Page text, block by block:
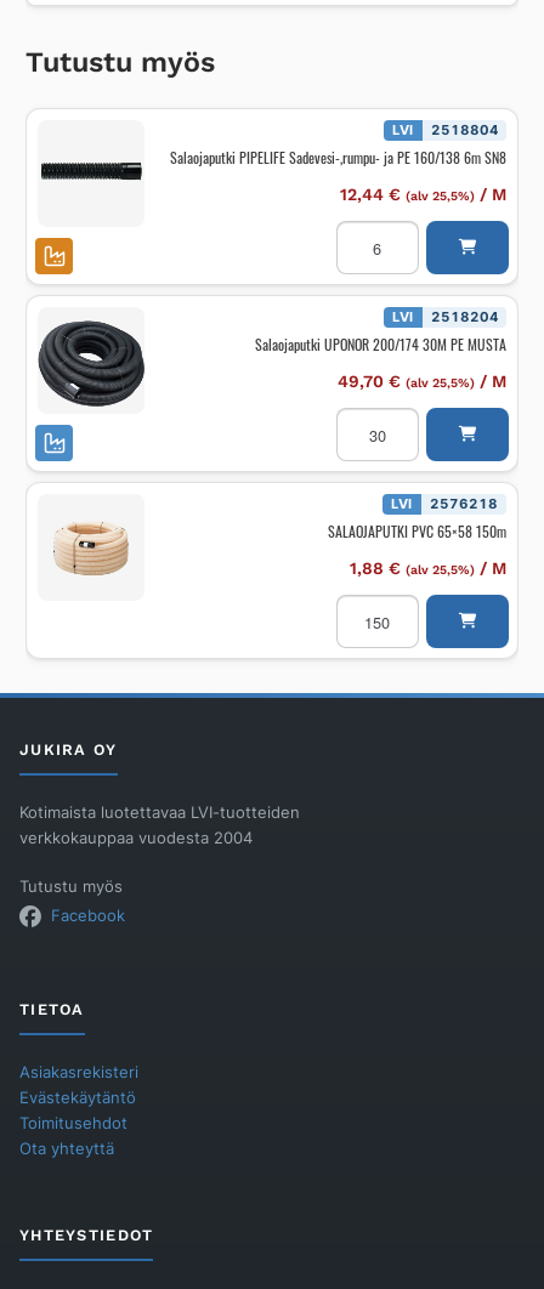
Tutustu myös
LVI 2518804
Salaojaputki PIPELIFE Sadevesi-,rumpu- ja PE 160/138 6m SN8
12,44 € (alv 25,5%)/ M
Salaojaputki
PIPELIFE
Sadevesi-,rumpu-
ja
PE
160/138
SN8
LVI 2518204
Salaojaputki UPONOR 200/174 30M PE MUSTA
49,70 € (alv 25,5%)/ M
Salaojaputki
UPONOR
200/174
30M
PE
MUSTA
määrä
LVI 2576218
SALAOJAPUTKI PVC 65×58 150m
1,88 € (alv 25,5%)/ M
SALAOJAPUTKI
PVC
65x58
150m
JUKIRA OY
Kotimaista luotettavaa LVI-tuotteiden
verkkokauppaa vuodesta 2004
Tutustu myös
Facebook
TIETOA
Asiakasrekisteri
Evästekäytäntö
Toimitusehdot
Ota yhteyttä
YHTEYSTIEDOT